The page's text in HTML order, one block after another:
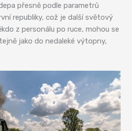
přesně podle parametrů
republiky, což je další světový
z personálu po ruce, mohou se
jako do nedaleké výtopny,